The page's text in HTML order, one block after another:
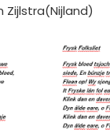
Zijlstra(Nijland)